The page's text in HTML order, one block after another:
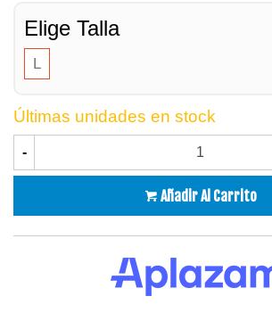
Elige Talla
L
Últimas unidades en stock
-
Añadir Al Carrito